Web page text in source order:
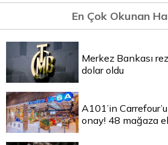
En Çok Okunan
Merkez Bankası
dolar oldu
A101’in
onay! 48 mağaza